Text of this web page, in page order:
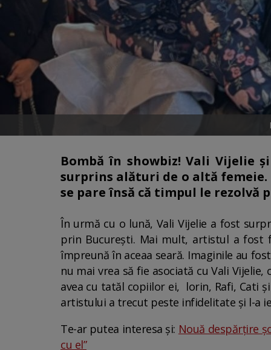
Bombă în showbiz! Vali Vijelie
surprins alături de o altă femeie.
se pare însă că timpul le
În urmă cu o lună, Vali Vijelie a fost
prin București. Mai mult, artistul a fost
împreună în aceaa seară. Imaginile au
nu mai vrea să fie asociată cu Vali
avea cu tatăl copiilor ei, lorin, Rafi, Cati
artistului a trecut peste infidelitate și l-a
Te-ar putea interesa și: Nouă despărțire
cu el”